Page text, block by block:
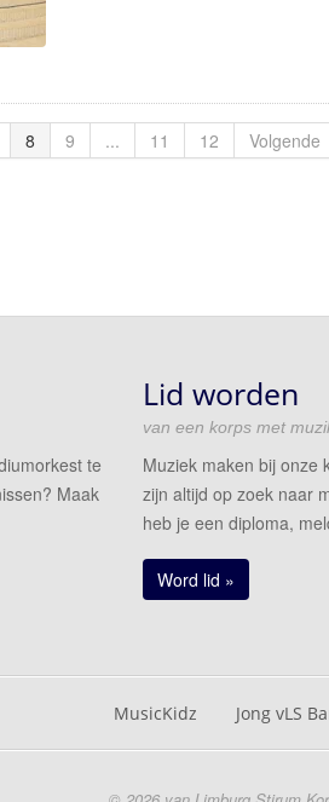
8 9 ... 11 12 Volgende
te
Maak
Lid worden
van een korps met
Muziek maken bij onze
zijn altijd op zoek naar
heb je een diploma,
Word lid »
MusicKidz Jong vLS